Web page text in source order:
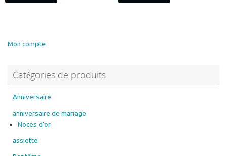
Mon compte
Catégories de produits
Anniversaire
anniversaire de mariage
Noces d'or
assiette